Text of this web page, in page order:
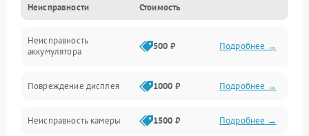
Запись
Механические повреждения
Программное обеспечение
Неисправности Стоимость
Неисправность
аккумулятора
500 ₽ Подробнее →
Повреждение дисплея 1000 ₽ Подробнее →
Неисправность камеры 1500 ₽ Подробнее →